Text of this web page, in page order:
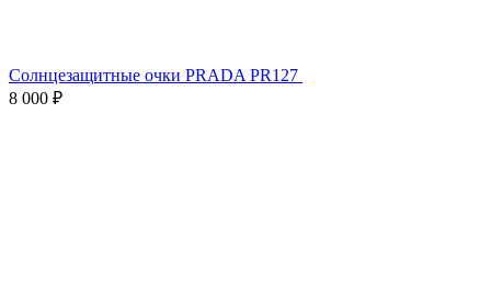
Солнцезащитные очки PRADA PR127
8 000 ₽